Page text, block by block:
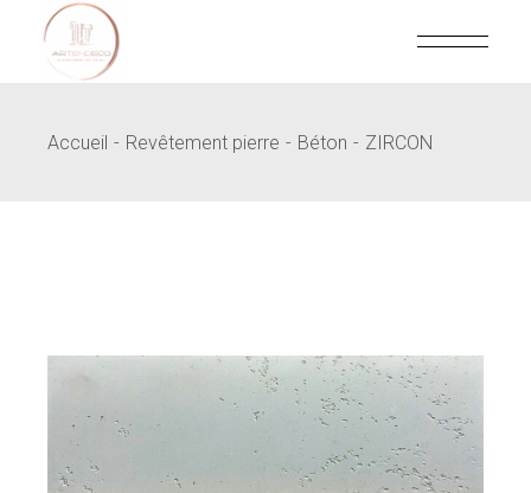
content
Accueil Revêtement pierre Béton ZIRCON